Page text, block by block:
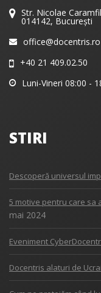
Str. Nicolae
014142, București
office@docentris.ro
+40 21 409.02.50
Luni-Vineri 08:00 -
STIRI
Descoperă universul
5 motive pentru care sa
mai 2024
Eveniment
Docentris alaturi de